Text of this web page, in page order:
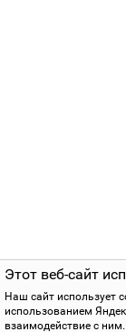
Этот веб-сайт
Наш сайт использует
использованием
взаимодействие с